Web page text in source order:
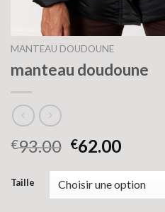
MANTEAU DOUDOUNE
manteau doudoune
€93.00 €62.00
Taille